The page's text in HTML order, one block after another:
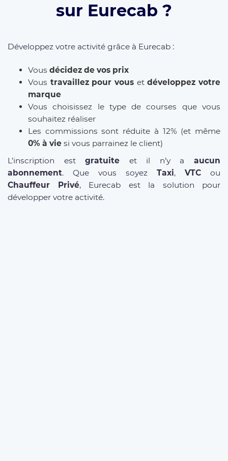
sur Eurecab ?
Développez votre activité grâce à Eurecab :
Vous décidez de vos prix
Vous travaillez pour vous etdéveloppez votre
marque
Vous choisissez le type de courses que vous
souhaitez réaliser
Les commissions sont réduite à 12% (et même
0% à vie si vous parrainez le client)
L’inscription estgratuite et il n’y aaucun
abonnement. Que vous soyez Taxi, VTC ou
Chauffeur Privé, Eurecab est la solution pour
développer votre activité.